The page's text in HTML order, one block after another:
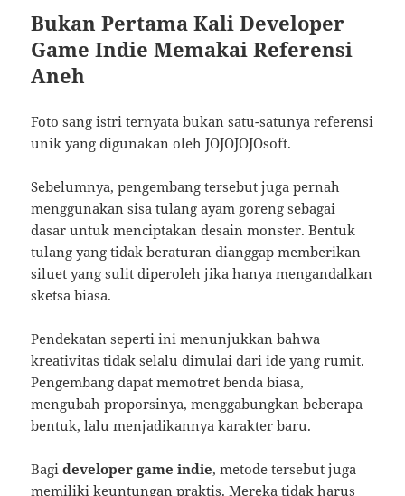
Bukan Pertama Kali Developer
Game Indie Memakai Referensi
Aneh
Foto sang istri ternyata bukan satu-satunya referensi
unik yang digunakan oleh JOJOJOJOsoft.
Sebelumnya, pengembang tersebut juga pernah
menggunakan sisa tulang ayam goreng sebagai
dasar untuk menciptakan desain monster. Bentuk
tulang yang tidak beraturan dianggap memberikan
siluet yang sulit diperoleh jika hanya mengandalkan
sketsa biasa.
Pendekatan seperti ini menunjukkan bahwa
kreativitas tidak selalu dimulai dari ide yang rumit.
Pengembang dapat memotret benda biasa,
mengubah proporsinya, menggabungkan beberapa
bentuk, lalu menjadikannya karakter baru.
Bagideveloper game indie, metode tersebut juga
memiliki keuntungan praktis. Mereka tidak harus